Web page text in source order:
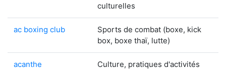
culturelles
ac boxing club
Sports de combat (boxe, kick
box, boxe thaï, lutte)
acanthe
Culture, pratiques d'activités